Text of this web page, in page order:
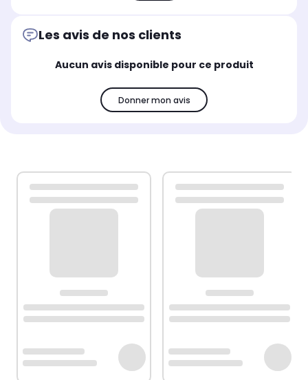
Les avis de nos clients
Aucun avis disponible pour ce produit
Donner mon avis